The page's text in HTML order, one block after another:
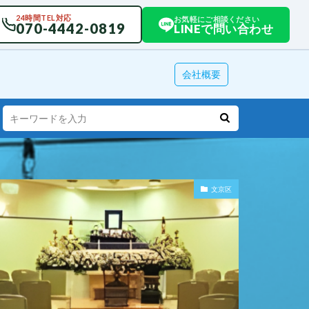
24時間TEL対応
070-4442-0819
お気軽にご相談ください
LINEで問い合わせ
会社概要
文京区